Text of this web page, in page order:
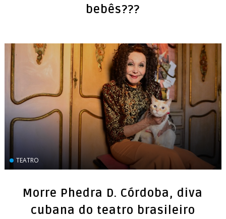
bebês???
TEATRO
Morre Phedra D. Córdoba, diva
cubana do teatro brasileiro